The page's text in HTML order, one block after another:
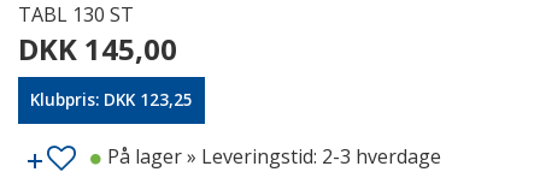
TABL 130 ST
DKK 145,00
Klubpris: DKK 123,25
På lager» Leveringstid: 2-3 hverdage